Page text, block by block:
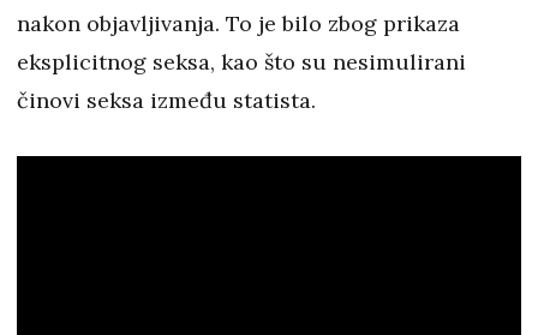
nakon objavljivanja. To je bilo zbog prikaza
eksplicitnog seksa, kao što su nesimulirani
činovi seksa između statista.